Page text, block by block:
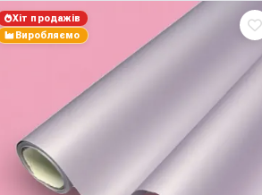
Хіт продажів
Виробляємо